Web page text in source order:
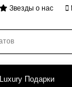
Звезды о нас
Luxury Подарки